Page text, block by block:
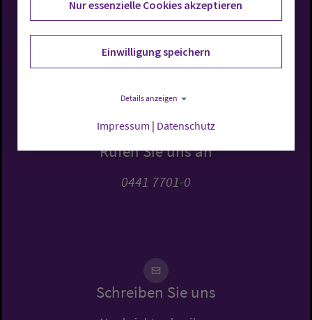
Evangelisch-Lutherische
Kirche in Oldenburg
Rufen Sie uns an
0441 7701-0
Schreiben Sie uns
Nur essenzielle Cookies akzeptieren
Einwilligung speichern
Details anzeigen
Impressum | Datenschutz